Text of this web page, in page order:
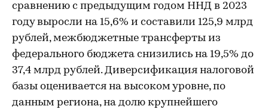
сравнению с предыдущим годом ННД в 2023
году выросли на 15,6% и составили 125,9 млрд
рублей, межбюджетные трансферты из
федерального бюджета снизились на 19,5% до
37,4 млрд рублей. Диверсификация налоговой
базы оценивается на высоком уровне, по
данным региона, на долю крупнейшего